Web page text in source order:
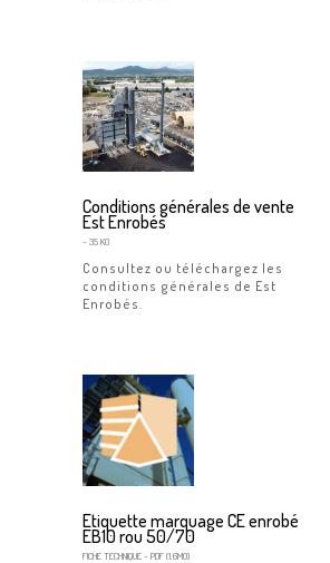
Conditions générales de vente
Est Enrobés
- 35 KO
Consultez ou téléchargez les
conditions générales de Est
Enrobés.
Etiquette marquage CE enrobé
EB10 rou 50/70
FICHE TECHNIQUE- PDF (1.6MO)